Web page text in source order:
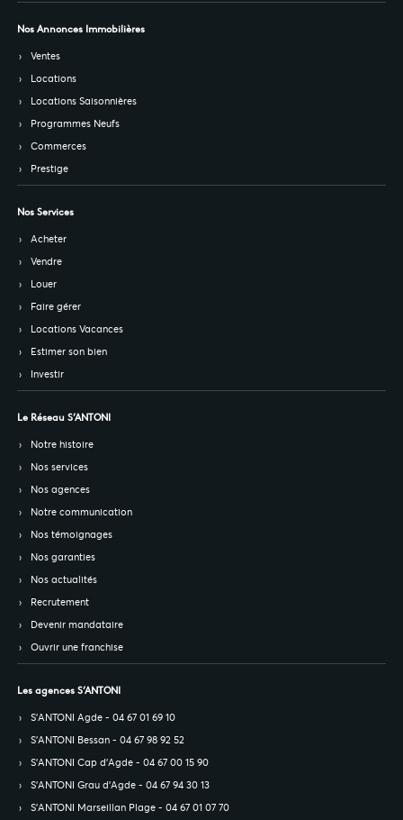
Nos Annonces Immobilières
Ventes
Locations
Locations Saisonnières
Programmes Neufs
Commerces
Prestige
Nos Services
Acheter
Vendre
Louer
Faire gérer
Locations Vacances
Estimer son bien
Investir
Le Réseau S’ANTONI
Notre histoire
Nos services
Nos agences
Notre communication
Nos témoignages
Nos garanties
Nos actualités
Recrutement
Devenir mandataire
Ouvrir une franchise
Les agences S’ANTONI
S’ANTONI Agde - 04 67 01 69 10
S’ANTONI Bessan - 04 67 98 92 52
S’ANTONI Cap d'Agde - 04 67 00 15 90
S’ANTONI Grau d'Agde - 04 67 94 30 13
S’ANTONI Marseillan Plage - 04 67 01 07 70